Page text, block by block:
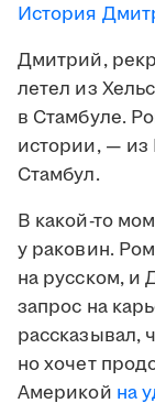
История
Дмитрий,
летел из
в Стамбуле.
истории, — из
Стамбул.
В какой-то
у раковин.
на русском, и
запрос на
рассказывал,
но хочет
Америкой на